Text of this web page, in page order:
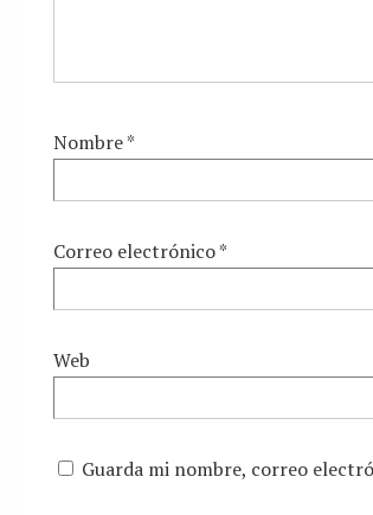
Nombre*
Correo electrónico*
Web
Guarda mi nombre, correo